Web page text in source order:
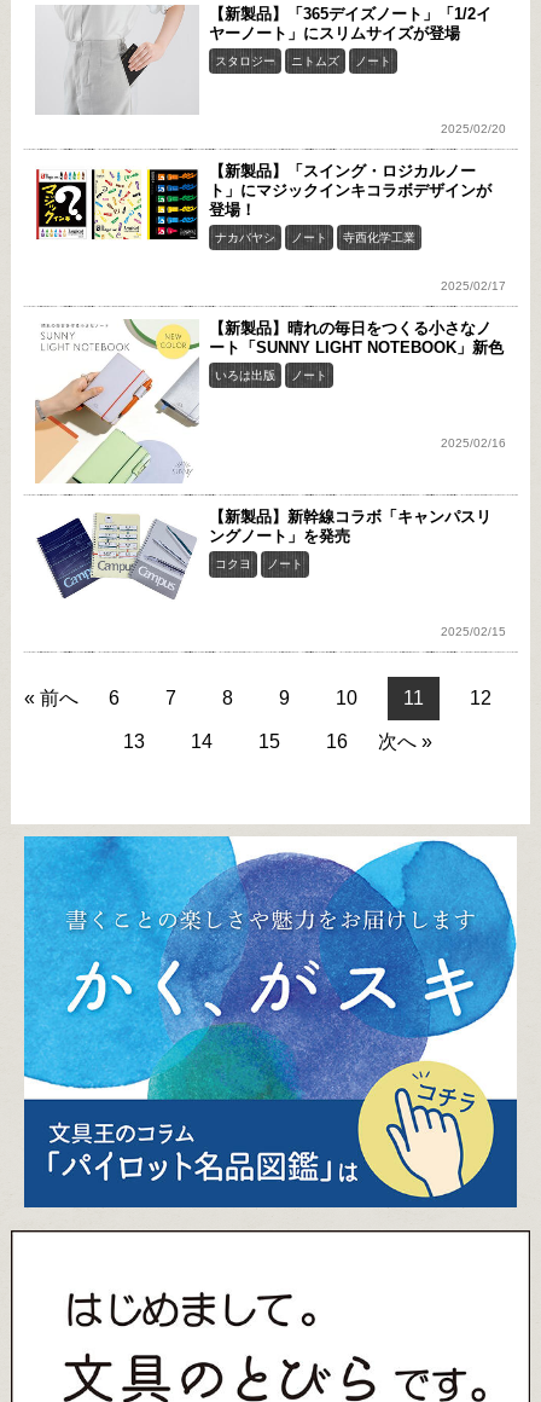
【新製品】「365デイズノート」「1/2イ
ヤーノート」にスリムサイズが登場
スタロジー ニトムズ ノート
2025/02/20
【新製品】「スイング・ロジカルノー
ト」にマジックインキコラボデザインが
登場！
ナカバヤシ ノート 寺西化学工業
2025/02/17
【新製品】晴れの毎日をつくる小さなノ
ート「SUNNY LIGHT NOTEBOOK」新色
いろは出版 ノート
2025/02/16
【新製品】新幹線コラボ「キャンパスリ
ングノート」を発売
コクヨ ノート
2025/02/15
« 前へ 6 7 8 9 10 11 12
13 14 15 16 次へ »